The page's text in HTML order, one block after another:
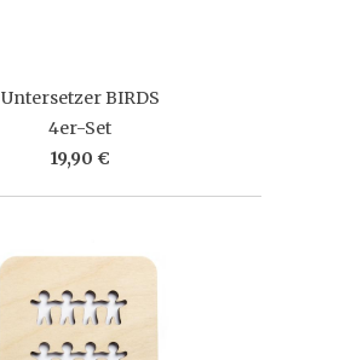
Untersetzer BIRDS
4er-Set
19,90 €